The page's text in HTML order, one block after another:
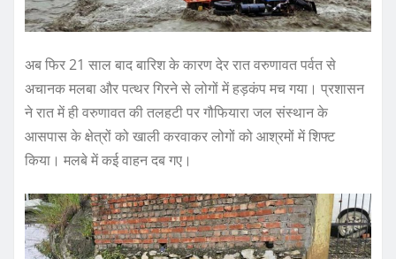
अब फिर 21 साल बाद बारिश के कारण देर रात वरुणावत पर्वत से
अचानक मलबा और पत्थर गिरने से लोगों में हड़कंप मच गया। प्रशासन
ने रात में ही वरुणावत की तलहटी पर गौफियारा जल संस्थान के
आसपास के क्षेत्रों को खाली करवाकर लोगों को आश्रमों में शिफ्ट
किया। मलबे में कई वाहन दब गए।